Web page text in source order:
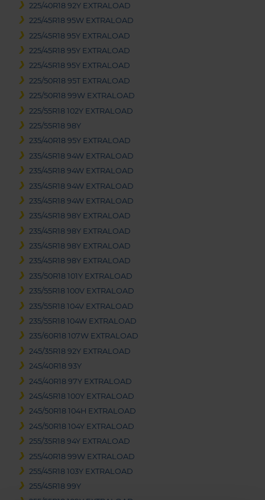
225/40R18 92Y EXTRALOAD
225/45R18 95W EXTRALOAD
225/45R18 95Y EXTRALOAD
225/45R18 95Y EXTRALOAD
225/45R18 95Y EXTRALOAD
225/50R18 95T EXTRALOAD
225/50R18 99W EXTRALOAD
225/55R18 102Y EXTRALOAD
225/55R18 98Y
235/40R18 95Y EXTRALOAD
235/45R18 94W EXTRALOAD
235/45R18 94W EXTRALOAD
235/45R18 94W EXTRALOAD
235/45R18 94W EXTRALOAD
235/45R18 98Y EXTRALOAD
235/45R18 98Y EXTRALOAD
235/45R18 98Y EXTRALOAD
235/45R18 98Y EXTRALOAD
235/50R18 101Y EXTRALOAD
235/55R18 100V EXTRALOAD
235/55R18 104V EXTRALOAD
235/55R18 104W EXTRALOAD
235/60R18 107W EXTRALOAD
245/35R18 92Y EXTRALOAD
245/40R18 93Y
245/40R18 97Y EXTRALOAD
245/45R18 100Y EXTRALOAD
245/50R18 104H EXTRALOAD
245/50R18 104Y EXTRALOAD
255/35R18 94Y EXTRALOAD
255/40R18 99W EXTRALOAD
255/45R18 103Y EXTRALOAD
255/45R18 99Y